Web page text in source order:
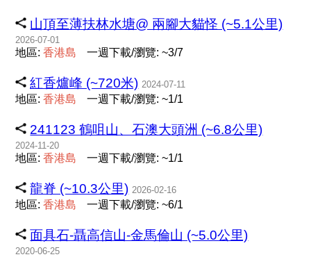
山頂至薄扶林水塘@ 兩腳大貓怪 (~5.1公里)
2026-07-01
地區:香港島 一週下載/瀏覽: ~3/7
紅香爐峰 (~720米) 2024-07-11
地區:香港島 一週下載/瀏覽: ~1/1
241123 鶴咀山、石澳大頭洲 (~6.8公里)
2024-11-20
地區:香港島 一週下載/瀏覽: ~1/1
龍脊 (~10.3公里) 2026-02-16
地區:香港島 一週下載/瀏覽: ~6/1
面具石-聶高信山-金馬倫山 (~5.0公里)
2020-06-25